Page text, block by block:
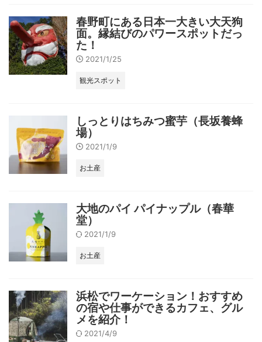
春野町にある日本一大きい大天狗
面。縁結びのパワースポットだっ
た！
2021/1/25
観光スポット
しっとりはちみつ蜜芋（長坂養蜂
場）
2021/1/9
お土産
大地のパイ パイナップル（春華
堂）
2021/1/9
お土産
浜松でワーケーション！おすすめ
の宿や仕事ができるカフェ、グル
メを紹介！
2021/4/9